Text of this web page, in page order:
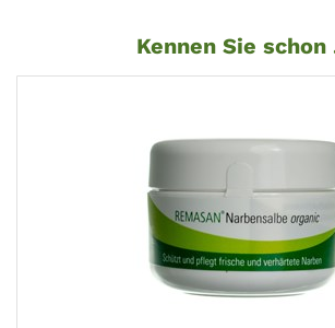
Kennen Sie schon